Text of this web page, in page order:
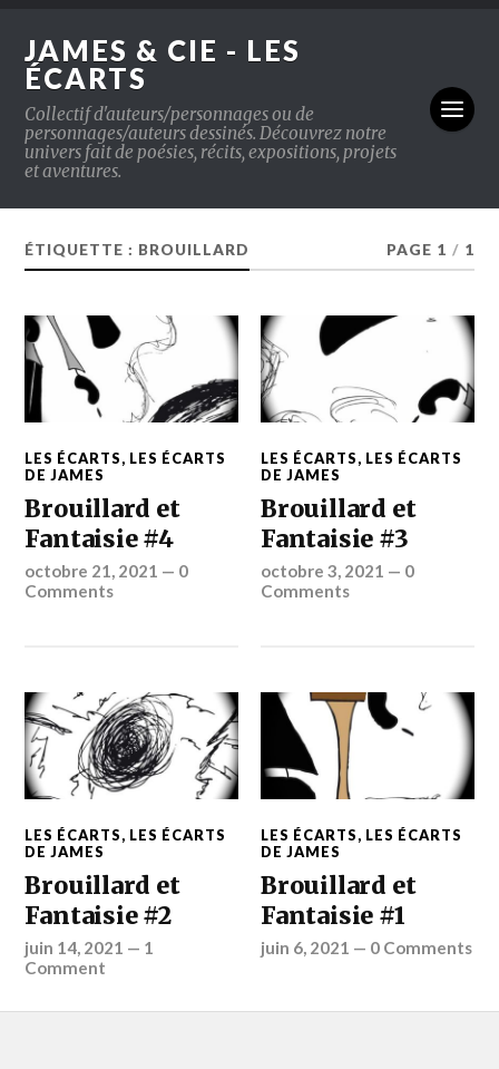
JAMES & CIE - LES
ÉCARTS
Collectif d'auteurs/personnages ou de
personnages/auteurs dessinés. Découvrez notre
univers fait de poésies, récits, expositions, projets
et aventures.
ÉTIQUETTE : BROUILLARD PAGE 1 / 1
LES ÉCARTS, LES ÉCARTS
DE JAMES
Brouillard et
Fantaisie #4
octobre 21, 2021 — 0
Comments
LES ÉCARTS, LES ÉCARTS
DE JAMES
Brouillard et
Fantaisie #3
octobre 3, 2021 — 0
Comments
LES ÉCARTS, LES ÉCARTS
DE JAMES
Brouillard et
Fantaisie #2
juin 14, 2021 — 1
Comment
LES ÉCARTS, LES ÉCARTS
DE JAMES
Brouillard et
Fantaisie #1
juin 6, 2021 — 0 Comments